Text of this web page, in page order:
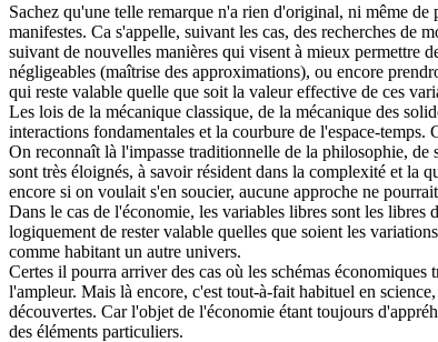
Sachez qu'une telle remarque n'a rien d'original, ni même de
manifestes. Ca s'appelle, suivant les cas, des recherches de
suivant de nouvelles manières qui visent à mieux permettre
négligeables (maîtrise des approximations), ou encore
qui reste valable quelle que soit la valeur effective de ces
Les lois de la mécanique classique, de la mécanique des
interactions fondamentales et la courbure de l'espace-
On reconnaît là l'impasse traditionnelle de la philosophie, de
sont très éloignés, à savoir résident dans la complexité et la
encore si on voulait s'en soucier, aucune approche ne
Dans le cas de l'économie, les variables libres sont les libres
logiquement de rester valable quelles que soient les
comme habitant un autre univers.
Certes il pourra arriver des cas où les schémas
l'ampleur. Mais là encore, c'est tout-à-fait habituel en
découvertes. Car l'objet de l'économie étant toujours
des éléments particuliers.